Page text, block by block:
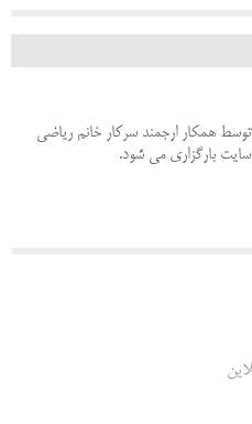
همکار ارجمند سرکار خانم ریاضی
بارگزاری می شود.